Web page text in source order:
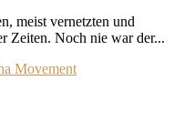
meist vernetzten und
Zeiten. Noch nie war der...